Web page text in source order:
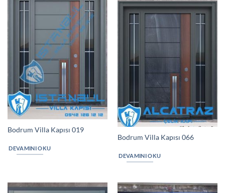
Bodrum Villa Kapısı 019
DEVAMINI OKU
Bodrum Villa Kapısı 066
DEVAMINI OKU